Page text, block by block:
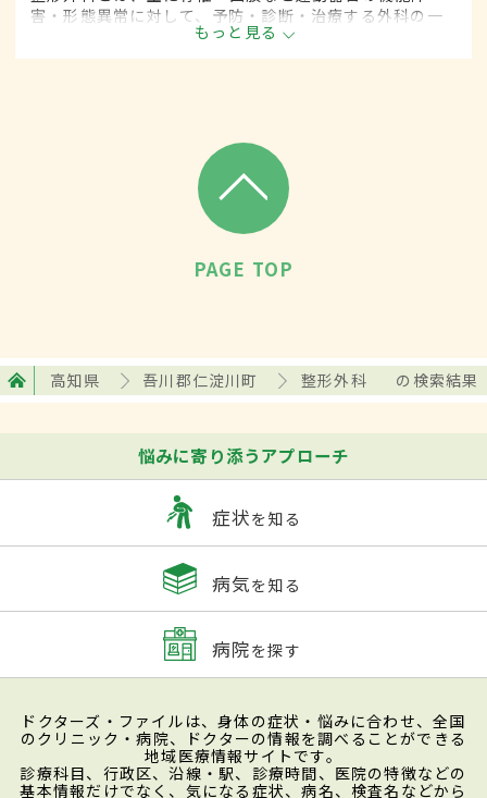
害・形態異常に対して、予防・診断・治療する外科の一
もっと見る
PAGE TOP
高知県 吾川郡仁淀川町 整形外科 の検索結果
悩みに寄り添うアプローチ
症状を知る
病気を知る
病院を探す
ドクターズ・ファイルは、身体の症状・悩みに合わせ、全国
のクリニック・病院、ドクターの情報を調べることができる
地域医療情報サイトです。
診療科目、行政区、沿線・駅、診療時間、医院の特徴などの
基本情報だけでなく、気になる症状、病名、検査名などから